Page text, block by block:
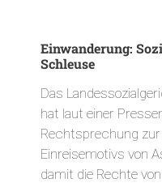
Einwanderung:
Schleuse
Das
hat laut einer
Rechtsprechung
Einreisemotivs von
damit die Rechte